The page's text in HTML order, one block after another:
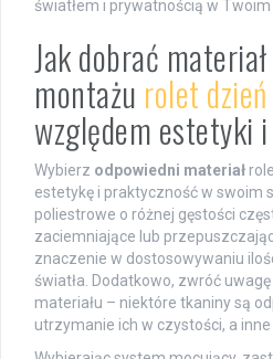
światłem i prywatnością w Twoim
Jak dobrać
montażu rolet
względem estetyki
Wybierz odpowiedni materiał
estetykę i praktyczność w swoim
poliestrowe o różnej gęstości
zaciemniające lub
znaczenie w dostosowywaniu
światła. Dodatkowo, zwróć uwagę
materiału – niektóre tkaniny są
utrzymanie ich w czystości, a